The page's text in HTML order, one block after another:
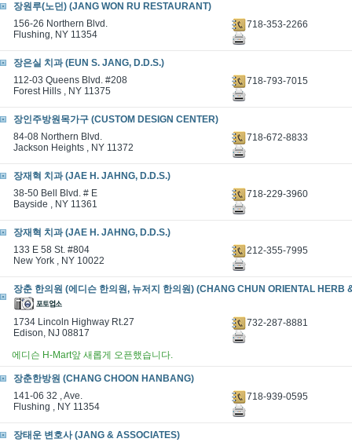
장원루(노던) (JANG WON RU RESTAURANT)
156-26 Northern Blvd.
Flushing, NY 11354
718-353-2266
장은실 치과 (EUN S. JANG, D.D.S.)
112-03 Queens Blvd. #208
Forest Hills , NY 11375
718-793-7015
장인주방원목가구 (CUSTOM DESIGN CENTER)
84-08 Northern Blvd.
Jackson Heights , NY 11372
718-672-8833
장재혁 치과 (JAE H. JAHNG, D.D.S.)
38-50 Bell Blvd. # E
Bayside , NY 11361
718-229-3960
장재혁 치과 (JAE H. JAHNG, D.D.S.)
133 E 58 St. #804
New York , NY 10022
212-355-7995
장춘 한의원 (에디슨 한의원, 뉴저지 한의원) (CHANG CHUN ORIENTAL HERB
1734 Lincoln Highway Rt.27
Edison, NJ 08817
732-287-8881
에디슨 H-Mart앞 새롭게 오픈했습니다.
장춘한방원 (CHANG CHOON HANBANG)
141-06 32 , Ave.
Flushing , NY 11354
718-939-0595
장태운 변호사 (JANG & ASSOCIATES)